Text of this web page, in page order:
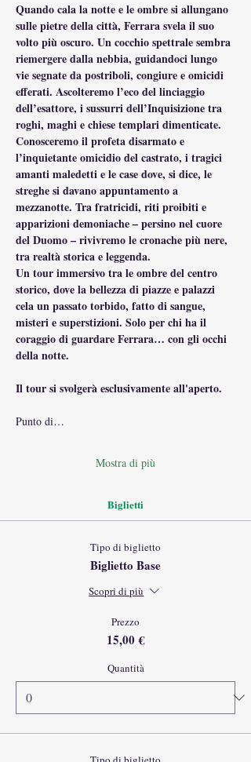
Quando cala la notte e le ombre si allungano
sulle pietre della città, Ferrara svela il suo
volto più oscuro. Un cocchio spettrale sembra
riemergere dalla nebbia, guidandoci lungo
vie segnate da postriboli, congiure e omicidi
efferati. Ascolteremo l’eco del linciaggio
dell’esattore, i sussurri dell’Inquisizione tra
roghi, maghi e chiese templari dimenticate.
Conosceremo il profeta disarmato e
l’inquietante omicidio del castrato, i tragici
amanti maledetti e le case dove, si dice, le
streghe si davano appuntamento a
mezzanotte. Tra fratricidi, riti proibiti e
apparizioni demoniache – persino nel cuore
del Duomo – rivivremo le cronache più nere,
tra realtà storica e leggenda.
Un tour immersivo tra le ombre del centro
storico, dove la bellezza di piazze e palazzi
cela un passato torbido, fatto di sangue,
misteri e superstizioni. Solo per chi ha il
coraggio di guardare Ferrara… con gli occhi
della notte.
Il tour si svolgerà esclusivamente all'aperto.
Punto di…
Mostra di più
Biglietti
Tipo di biglietto
Biglietto Base
Scopri di più
Prezzo
15,00 €
Quantità